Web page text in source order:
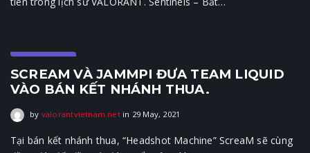
E-Sports
SCREAM VÀ JAMMPI ĐƯA TEAM LIQUID
VÀO BÁN KẾT NHÁNH THUA.
by valorantvietnam.netin 29 May, 2021
Tại bán kết nhánh thua, “Headshot Machine” ScreaM sẽ cùng